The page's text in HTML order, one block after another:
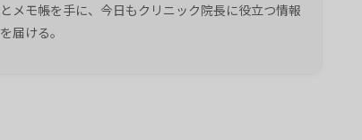
とメモ帳を手に、今日もクリニック院長に役立つ情報
を届ける。